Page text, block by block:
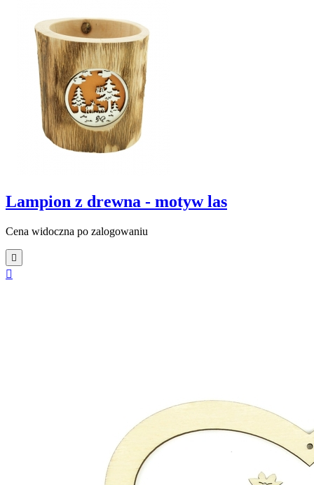
Lampion z drewna - motyw las
Cena widoczna po zalogowaniu

